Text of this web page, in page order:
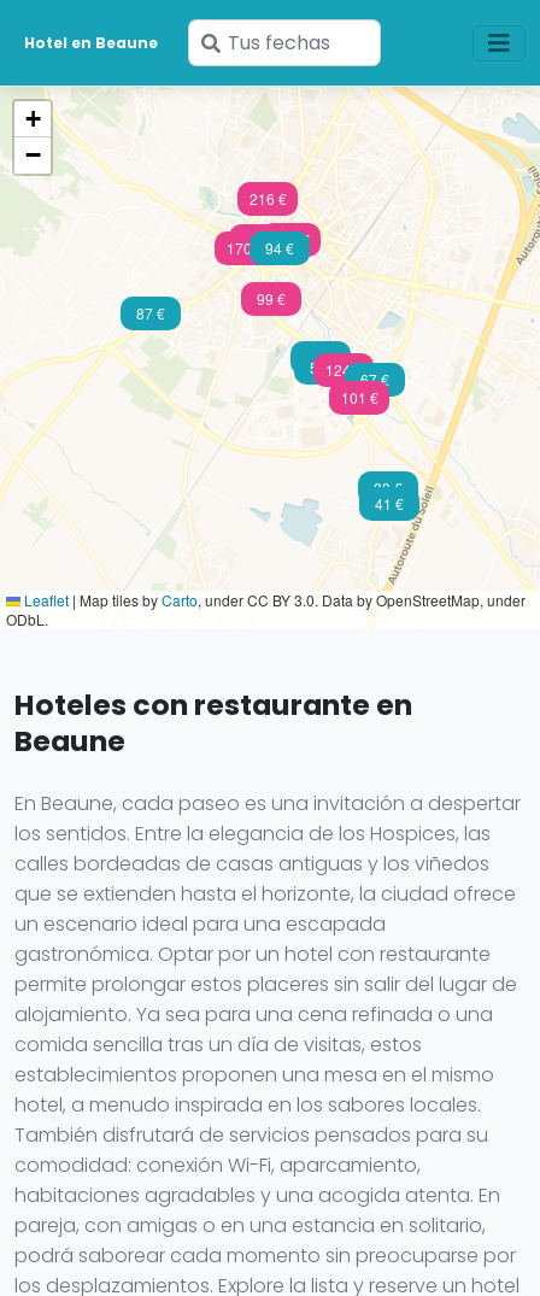
Hotel en Beaune
Ingresa
tus
fechas
430 €
216 €
99 €
101 €
307 €
170 €
124 €
77 €
58 €
94 €
87 €
80 €
67 €
41 €
+
−
Leaflet | Map tiles byCarto, under CC BY 3.0. Data by OpenStreetMap, under
ODbL.
Hoteles con restaurante en
Beaune
En Beaune, cada paseo es una invitación a despertar
los sentidos. Entre la elegancia de los Hospices, las
calles bordeadas de casas antiguas y los viñedos
que se extienden hasta el horizonte, la ciudad ofrece
un escenario ideal para una escapada
gastronómica. Optar por un hotel con restaurante
permite prolongar estos placeres sin salir del lugar de
alojamiento. Ya sea para una cena refinada o una
comida sencilla tras un día de visitas, estos
establecimientos proponen una mesa en el mismo
hotel, a menudo inspirada en los sabores locales.
También disfrutará de servicios pensados para su
comodidad: conexión Wi-Fi, aparcamiento,
habitaciones agradables y una acogida atenta. En
pareja, con amigas o en una estancia en solitario,
podrá saborear cada momento sin preocuparse por
los desplazamientos. Explore la lista y reserve un hotel